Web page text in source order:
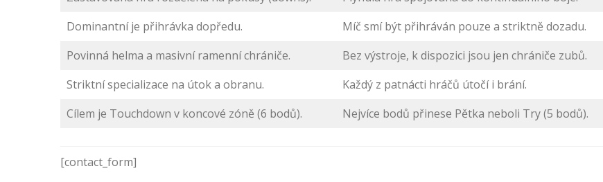
Dominantní je přihrávka dopředu.
Míč smí být přihráván pouze a striktně dozadu.
Povinná helma a masivní ramenní chrániče.
Bez výstroje, k dispozici jsou jen chrániče zubů.
Striktní specializace na útok a obranu.
Každý z patnácti hráčů útočí i brání.
Cílem je Touchdown v koncové zóně (6 bodů).
Nejvíce bodů přinese Pětka neboli Try (5 bodů).
[contact_form]